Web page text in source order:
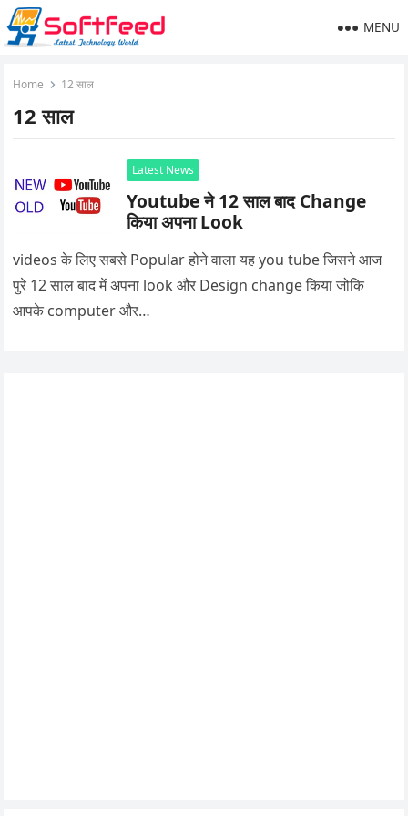
MENU
Home 12 साल
12 साल
Latest News
Youtube ने 12 साल बाद Change
किया अपना Look
videos के लिए सबसे Popular होने वाला यह you tube जिसने आज
पुरे 12 साल बाद में अपना look और Design change किया जोकि
आपके computer और…